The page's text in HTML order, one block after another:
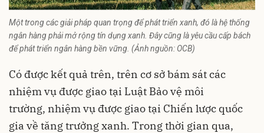
Một trong các giải pháp quan trọng để phát triển xanh, đó là hệ thống
ngân hàng phải mở rộng tín dụng xanh. Đây cũng là yêu cầu cấp bách
để phát triển ngân hàng bền vững. (Ảnh nguồn: OCB)
Có được kết quả trên, trên cơ sở bám sát các
nhiệm vụ được giao tại Luật Bảo vệ môi
trường, nhiệm vụ được giao tại Chiến lược quốc
gia về tăng trưởng xanh. Trong thời gian qua,